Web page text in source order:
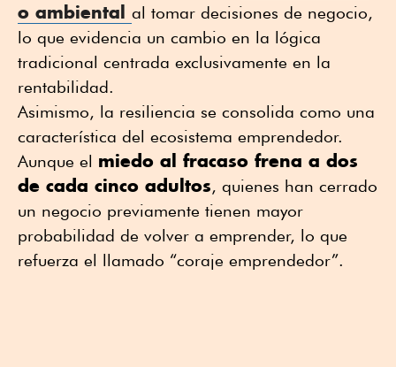
o ambiental al tomar decisiones de negocio,
lo que evidencia un cambio en la lógica
tradicional centrada exclusivamente en la
rentabilidad.
Asimismo, la resiliencia se consolida como una
característica del ecosistema emprendedor.
Aunque el miedo al fracaso frena a dos
de cada cinco adultos, quienes han cerrado
un negocio previamente tienen mayor
probabilidad de volver a emprender, lo que
refuerza el llamado “coraje emprendedor”.